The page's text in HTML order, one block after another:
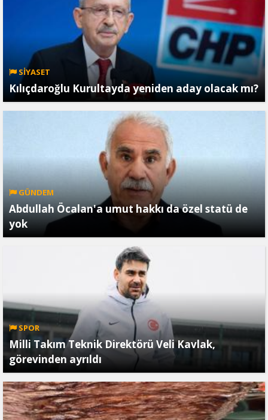
SİYASET
Kılıçdaroğlu Kurultayda yeniden aday olacak mı?
GÜNDEM
Abdullah Öcalan'a umut hakkı da özel statü de
yok
SPOR
Milli Takım Teknik Direktörü Veli Kavlak,
görevinden ayrıldı